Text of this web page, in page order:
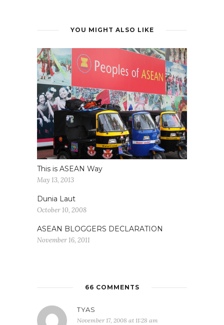
YOU MIGHT ALSO LIKE
This is ASEAN Way
May 13, 2013
Dunia Laut
October 10, 2008
ASEAN BLOGGERS DECLARATION
November 16, 2011
66 COMMENTS
TYAS
November 17, 2008 at 11:28 am